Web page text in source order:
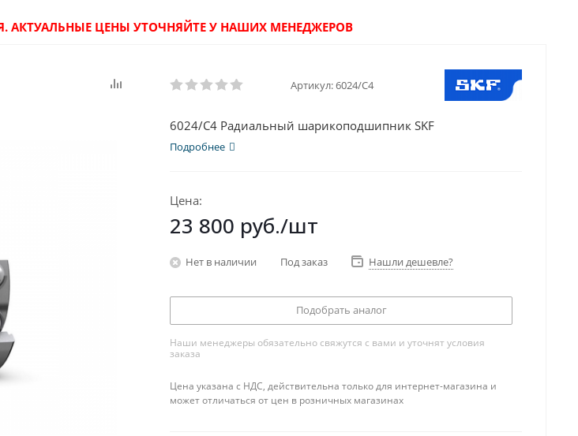
АКТУАЛЬНЫЕ ЦЕНЫ УТОЧНЯЙТЕ У НАШИХ МЕНЕДЖЕРОВ
Артикул:6024/C4
6024/C4 Радиальный шарикоподшипник SKF
Подробнее
Цена:
23 800 руб./шт
Нет в наличии Под заказ Нашли дешевле?
Подобрать аналог
Наши менеджеры обязательно свяжутся с вами и уточнят условия
заказа
Цена указана с НДС, действительна только для интернет-магазина и
может отличаться от цен в розничных магазинах